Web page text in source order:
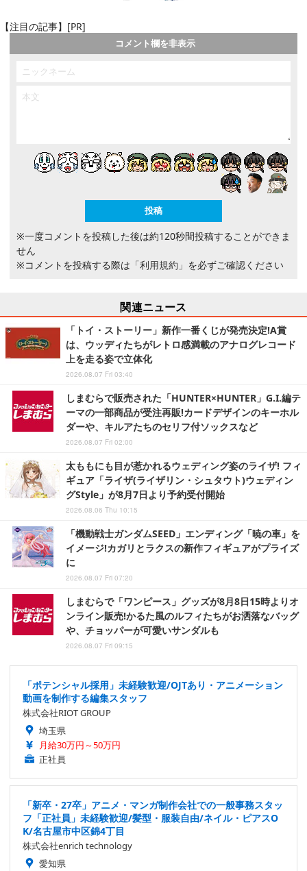
【注目の記事】[PR]
コメント欄を非表示
※一度コメントを投稿した後は約120秒間投稿することができま
せん
※コメントを投稿する際は 「利用規約」 を必ずご確認ください
関連ニュース
「トイ・ストーリー」新作一番くじが発売決定!A賞
は、ウッディたちがレトロ感満載のアナログレコード
上を走る姿で立体化
2026.08.07 Fri 03:40
しまむらで販売された「HUNTER×HUNTER」G.I.編テ
ーマの一部商品が受注再販!カードデザインのキーホル
ダーや、キルアたちのセリフ付ソックスなど
2026.08.07 Fri 02:00
太ももにも目が惹かれるウェディング姿のライザ! フィ
ギュア「ライザ(ライザリン・シュタウト)ウェディン
グStyle」が8月7日より予約受付開始
2026.08.06 Thu 10:15
「機動戦士ガンダムSEED」エンディング「暁の車」を
イメージ!カガリとラクスの新作フィギュアがプライズ
に
2026.08.07 Fri 07:20
しまむらで「ワンピース」グッズが8月8日15時よりオ
ンライン販売!かるた風のルフィたちがお洒落なバッグ
や、チョッパーが可愛いサンダルも
2026.08.07 Fri 09:15
「ポテンシャル採用」未経験歓迎/OJTあり・アニメーション
動画を制作する編集スタッフ
株式会社RIOT GROUP
埼玉県
月給30万円～50万円
正社員
「新卒・27卒」アニメ・マンガ制作会社での一般事務スタッ
フ「正社員」未経験歓迎/髪型・服装自由/ネイル・ピアスO
K/名古屋市中区錦4丁目
株式会社enrich technology
愛知県